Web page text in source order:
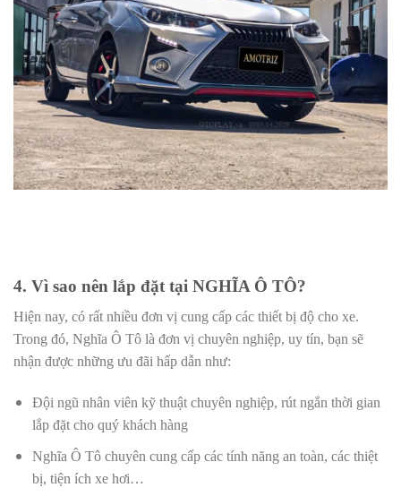
4. Vì sao nên lắp đặt tại NGHĨA Ô TÔ?
Hiện nay, có rất nhiều đơn vị cung cấp các thiết bị độ cho xe.
Trong đó, Nghĩa Ô Tô là đơn vị chuyên nghiệp, uy tín, bạn sẽ
nhận được những ưu đãi hấp dẫn như:
Đội ngũ nhân viên kỹ thuật chuyên nghiệp, rút ngắn thời gian
lắp đặt cho quý khách hàng
Nghĩa Ô Tô chuyên cung cấp các tính năng an toàn, các thiệt
bị, tiện ích xe hơi…